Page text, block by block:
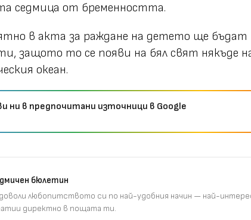
седмица от бременността.
в акта за раждане на детето ще бъдат
защото то се появи на бял свят някъде
океан.
ни в предпочитани източници в Google
бюлетин
любопитството си по най-удобния начин — най-
директно в пощата ти.